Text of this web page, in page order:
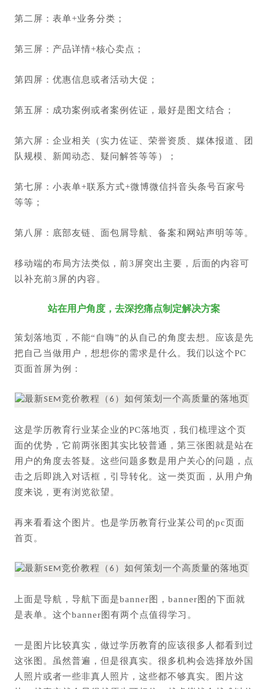
第二屏：表单+业务分类；
第三屏：产品详情+核心卖点；
第四屏：优惠信息或者活动大促；
第五屏：成功案例或者案例佐证，最好是图文结合；
第六屏：企业相关（实力佐证、荣誉资质、媒体报道、团
队规模、新闻动态、疑问解答等等）；
第七屏：小表单+联系方式+微博微信抖音头条号百家号
等等；
第八屏：底部友链、面包屑导航、备案和网站声明等等。
移动端的布局方法类似，前3屏突出主要，后面的内容可
以补充前3屏的内容。
站在用户角度，去深挖痛点制定解决方案
策划落地页，不能“自嗨”的从自己的角度去想。应该是先
把自己当做用户，想想你的需求是什么。我们以这个PC
页面首屏为例：
这是学历教育行业某企业的PC落地页，我们梳理这个页
面的优势，它前两张图其实比较普通，第三张图就是站在
用户的角度去答疑。这些问题多数是用户关心的问题，点
击之后即跳入对话框，引导转化。这一类页面，从用户角
度来说，更有浏览欲望。
再来看看这个图片。也是学历教育行业某公司的pc页面
首页。
上面是导航，导航下面是banner图，banner图的下面就
是表单。这个banner图有两个点值得学习。
一是图片比较真实，做过学历教育的应该很多人都看到过
这张图。虽然普遍，但是很真实。很多机构会选择放外国
人照片或者一些非真人照片，这些都不够真实。图片这